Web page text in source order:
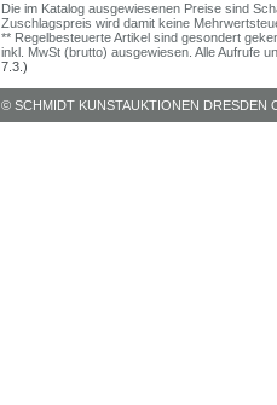
Die im Katalog ausgewiesenen Preise sind
Zuschlagspreis wird damit keine
** Regelbesteuerte Artikel sind gesondert
inkl. MwSt (brutto) ausgewiesen. Alle Aufrufe
7.3.)
© SCHMIDT KUNSTAUKTIONEN DRESDEN